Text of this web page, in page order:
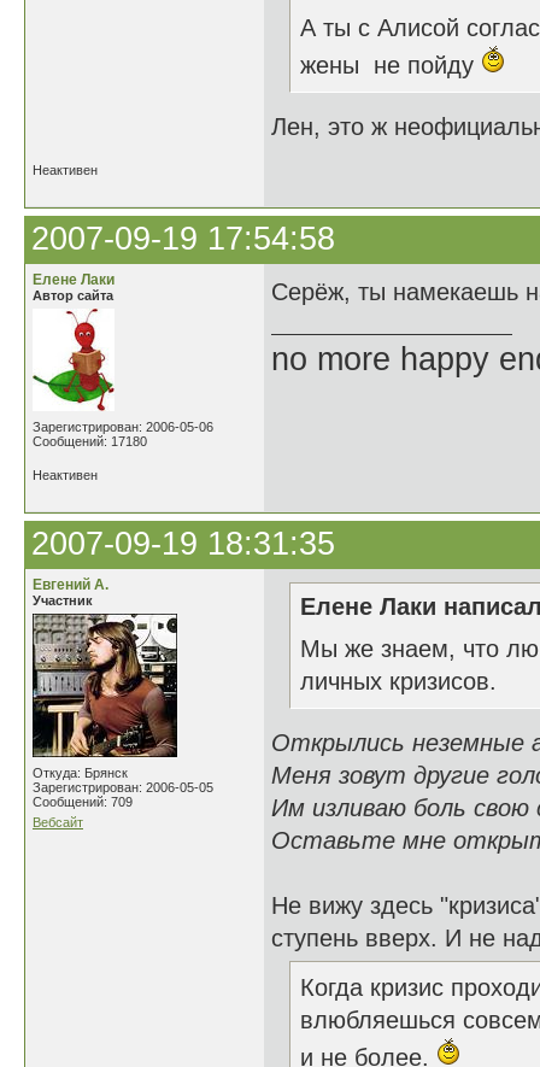
А ты с Алисой
жены не пойду
Лен, это ж
Неактивен
2007-09-19 17:54:58
Елене Лаки
Автор сайта
Зарегистрирован: 2006-05-06
Сообщений: 17180
Серёж, ты намекаешь
no more happy
Неактивен
2007-09-19 18:31:35
Евгений А.
Участник
Откуда: Брянск
Зарегистрирован: 2006-05-05
Сообщений: 709
Вебсайт
Елене Лаки
Мы же знаем, что
личных кризисов.
Открылись неземные
Меня зовут другие
Им изливаю боль свою
Оставьте мне
Не вижу здесь
ступень вверх. И не
Когда кризис
влюбляешься
и не более.